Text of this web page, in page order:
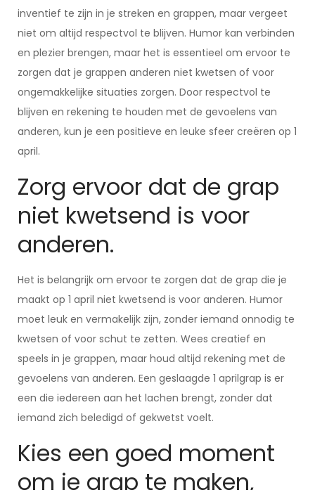
inventief te zijn in je streken en grappen, maar vergeet
niet om altijd respectvol te blijven. Humor kan verbinden
en plezier brengen, maar het is essentieel om ervoor te
zorgen dat je grappen anderen niet kwetsen of voor
ongemakkelijke situaties zorgen. Door respectvol te
blijven en rekening te houden met de gevoelens van
anderen, kun je een positieve en leuke sfeer creëren op 1
april.
Zorg ervoor dat de grap
niet kwetsend is voor
anderen.
Het is belangrijk om ervoor te zorgen dat de grap die je
maakt op 1 april niet kwetsend is voor anderen. Humor
moet leuk en vermakelijk zijn, zonder iemand onnodig te
kwetsen of voor schut te zetten. Wees creatief en
speels in je grappen, maar houd altijd rekening met de
gevoelens van anderen. Een geslaagde 1 aprilgrap is er
een die iedereen aan het lachen brengt, zonder dat
iemand zich beledigd of gekwetst voelt.
Kies een goed moment
om je grap te maken,